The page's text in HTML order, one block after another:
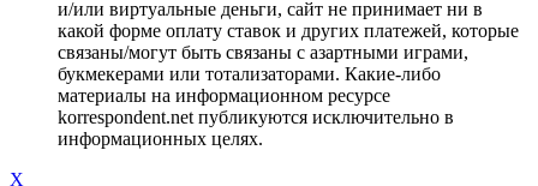
и/или виртуальные деньги, сайт не принимает ни в
какой форме оплату ставок и других платежей, которые
связаны/могут быть связаны с азартными играми,
букмекерами или тотализаторами. Какие-либо
материалы на информационном ресурсе
korrespondent.net публикуются исключительно в
информационных целях.
X